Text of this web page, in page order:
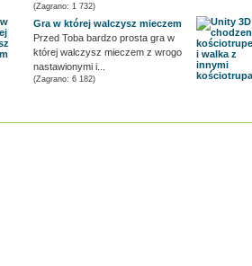
(Zagrano: 1 732)
Gra w której walczysz mieczem
Przed Toba bardzo prosta gra w
której walczysz mieczem z wrogo
nastawionymi i...
(Zagrano: 6 182)